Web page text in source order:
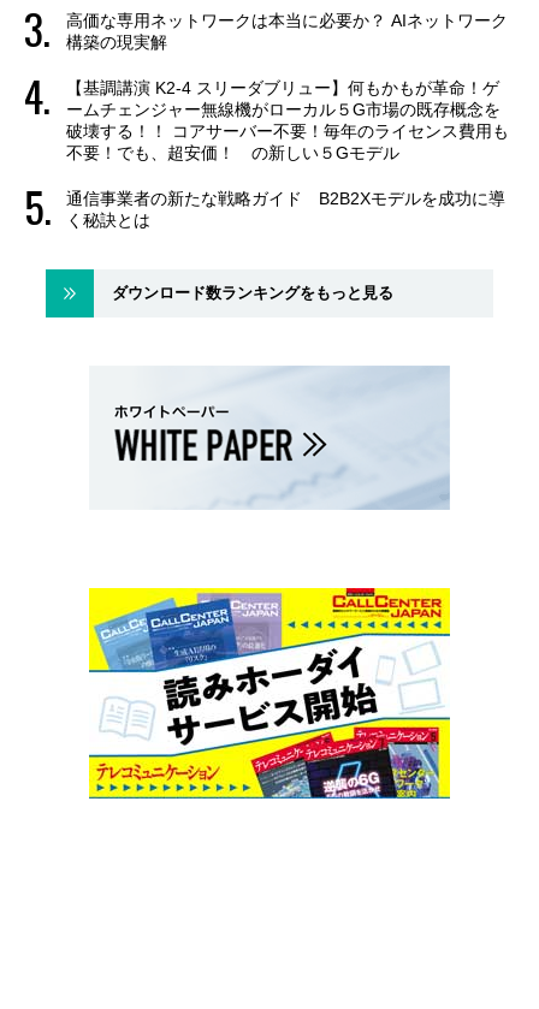
高価な専用ネットワークは本当に必要か？ AIネットワーク
構築の現実解
【基調講演 K2-4 スリーダブリュー】何もかもが革命！ゲ
ームチェンジャー無線機がローカル５G市場の既存概念を
破壊する！！ コアサーバー不要！毎年のライセンス費用も
不要！でも、超安価！ の新しい５Gモデル
通信事業者の新たな戦略ガイド B2B2Xモデルを成功に導
く秘訣とは
ダウンロード数ランキングをもっと見る